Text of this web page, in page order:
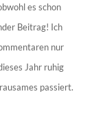
es schon
Beitrag! Ich
nur
Jahr ruhig
passiert.